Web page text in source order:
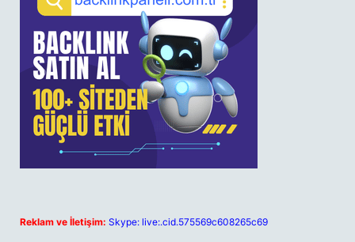
Reklam ve İletişim: Skype: live:.cid.575569c608265c69